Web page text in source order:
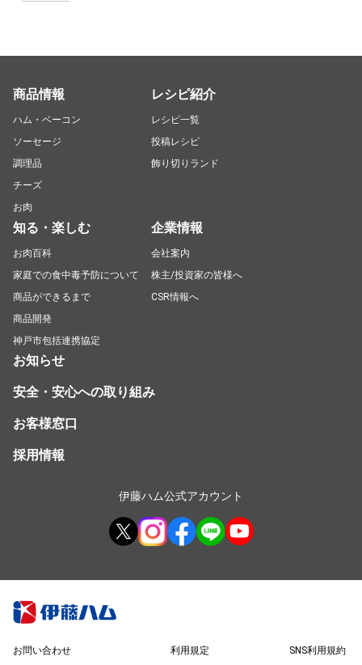
商品情報
ハム・ベーコン
ソーセージ
調理品
チーズ
お肉
レシピ紹介
レシピ一覧
投稿レシピ
飾り切りランド
知る・楽しむ
お肉百科
家庭での食中毒予防について
商品ができるまで
商品開発
神戸市包括連携協定
企業情報
会社案内
株主/投資家の皆様へ
CSR情報へ
お知らせ
安全・安心への取り組み
お客様窓口
採用情報
伊藤ハム公式アカウント
お問い合わせ 利用規定 SNS利用規約